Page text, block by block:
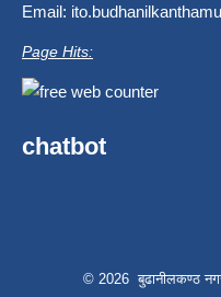
Email:
Page Hits:
chatbot
© 2026 बुढानीलकण्ठ